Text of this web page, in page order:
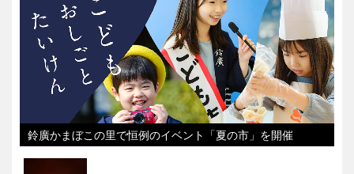
鈴廣かまぼこの里で恒例のイベント「夏の市」を開催